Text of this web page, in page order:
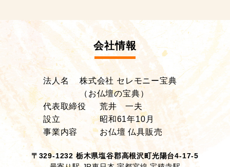
会社情報
法人名
株式会社 セレモニー宝典
（お仏壇の宝典）
代表取締役
荒井 一夫
設立
昭和61年10月
事業内容
お仏壇 仏具販売
〒329-1232 栃木県塩谷郡高根沢町光陽台4-17-5